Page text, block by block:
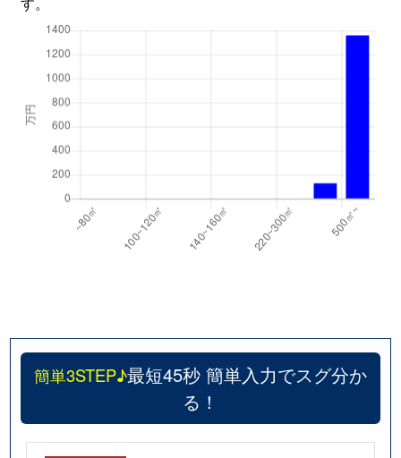
簡単3STEP♪最短45秒 簡単入力でスグ分か
る！